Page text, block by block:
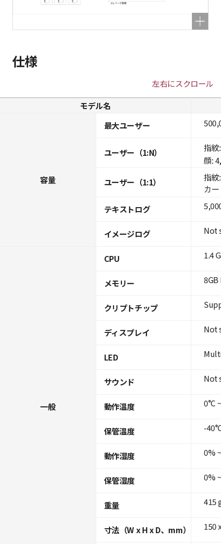
仕様
左右にスクロール
モデル名
容量
最大ユーザー
ユーザー（1:N）
ユーザー（1:1）
テキストログ
イメージログ
一般
CPU
メモリー
クリプトチップ
ディスプレイ
LED
サウンド
動作温度
保管温度
動作湿度
保管湿度
重量
寸法（W x H x D、mm）
指紋
顔:
指紋
カ
Not
1.4
8GB
Not
Not
0°C
-
0%
0%
415
150